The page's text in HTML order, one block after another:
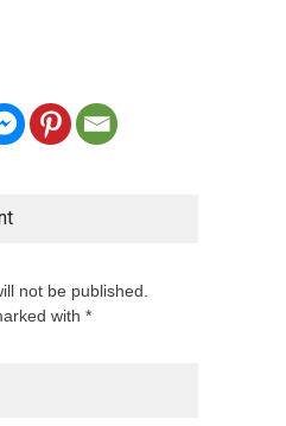
not be published.
with *